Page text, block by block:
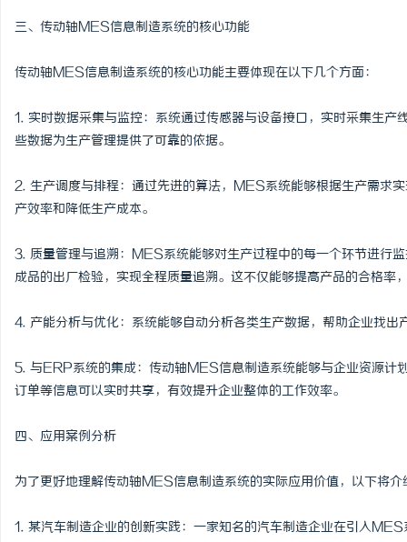
三、传动轴MES信息制造系统的核心功能
传动轴MES信息制造系统的核心功能主要体现在以下几个方面：
1. 实时数据采集与监控：系统通过传感器与设备接口，实时采集生
些数据为生产管理提供了可靠的依据。
2. 生产调度与排程：通过先进的算法，MES系统能够根据生产需求
产效率和降低生产成本。
3. 质量管理与追溯：MES系统能够对生产过程中的每一个环节进行
成品的出厂检验，实现全程质量追溯。这不仅能够提高产品的合格率
4. 产能分析与优化：系统能够自动分析各类生产数据，帮助企业找
5. 与ERP系统的集成：传动轴MES信息制造系统能够与企业资源计
订单等信息可以实时共享，有效提升企业整体的工作效率。
四、应用案例分析
为了更好地理解传动轴MES信息制造系统的实际应用价值，以下将介
1. 某汽车制造企业的创新实践：一家知名的汽车制造企业在引入